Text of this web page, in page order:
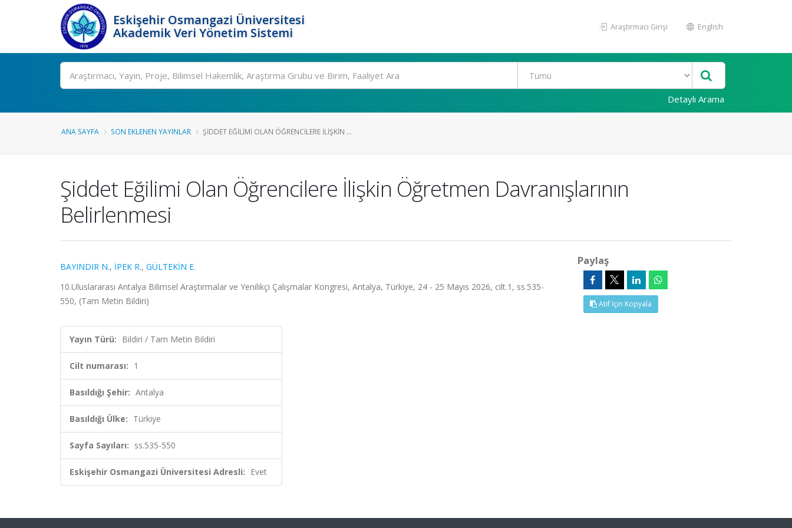
Eskişehir Osmangazi Üniversitesi
Akademik Veri Yönetim Sistemi
Araştırmacı Girişi English
Ara
Detaylı Arama
ANA SAYFA SON EKLENEN YAYINLAR ŞIDDET EĞILIMI OLAN ÖĞRENCILERE İLIŞKIN ...
Şiddet Eğilimi Olan Öğrencilere İlişkin Öğretmen Davranışlarının
Belirlenmesi
BAYINDIR N., İPEK R., GÜLTEKİN E.
10.Uluslararası Antalya Bilimsel Araştırmalar ve Yenilikçi Çalışmalar Kongresi, Antalya, Türkiye, 24 - 25 Mayıs 2026, cilt.1, ss.535-
550, (Tam Metin Bildiri)
Yayın Türü: Bildiri / Tam Metin Bildiri
Cilt numarası: 1
Basıldığı Şehir: Antalya
Basıldığı Ülke: Türkiye
Sayfa Sayıları: ss.535-550
Eskişehir Osmangazi Üniversitesi Adresli: Evet
Paylaş
Atıf İçin Kopyala